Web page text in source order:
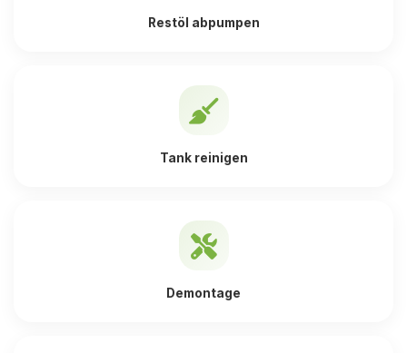
Restöl abpumpen
Tank reinigen
Demontage